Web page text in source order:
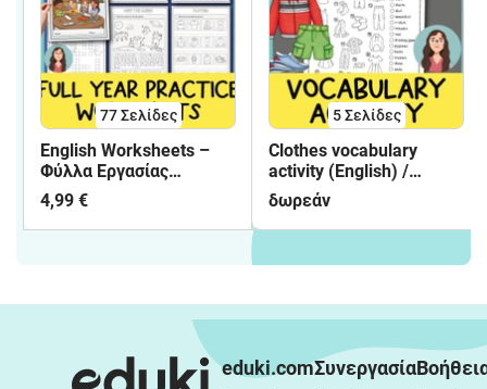
77Σελίδες
English Worksheets –
Φύλλα Εργασίας
Αγγλικών | Γ΄ & Δ΄
Δημοτικού
4,99 €
5Σελίδες
Clothes vocabulary
activity (English) /
Δραστηριότητα
λεξιλογίου για τα ρούχα
(Αγγλικά)
δωρεάν
eduki.comΣυνεργασία